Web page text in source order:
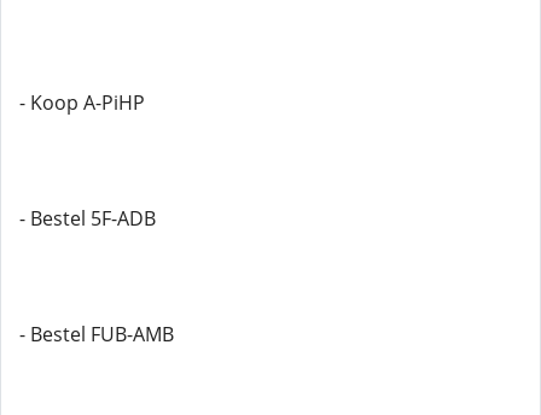
- Koop A-PiHP
- Bestel 5F-ADB
- Bestel FUB-AMB